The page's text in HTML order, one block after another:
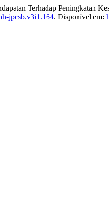
Terhadap Peningkatan
jpesb.v3i1.164. Disponível em: